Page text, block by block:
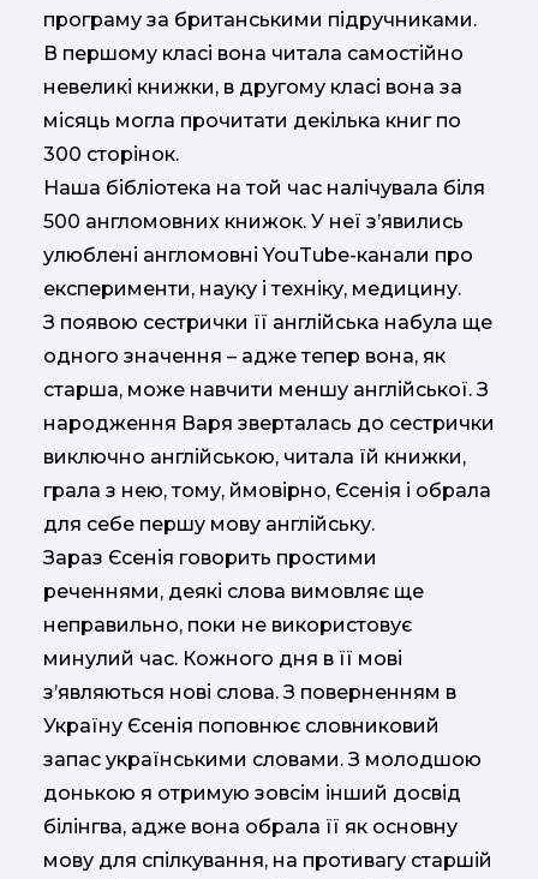
програму за британськими підручниками.
В першому класі вона читала самостійно
невеликі книжки, в другому класі вона за
місяць могла прочитати декілька книг по
300 сторінок.
Наша бібліотека на той час налічувала біля
500 англомовних книжок. У неї з’явились
улюблені англомовні YouTube-канали про
експерименти, науку і техніку, медицину.
З появою сестрички її англійська набула ще
одного значення – адже тепер вона, як
старша, може навчити меншу англійської. З
народження Варя зверталась до сестрички
виключно англійською, читала їй книжки,
грала з нею, тому, ймовірно, Єсенія і обрала
для себе першу мову англійську.
Зараз Єсенія говорить простими
реченнями, деякі слова вимовляє ще
неправильно, поки не використовує
минулий час. Кожного дня в її мові
з’являються нові слова. З поверненням в
Україну Єсенія поповнює словниковий
запас українськими словами. З молодшою
донькою я отримую зовсім інший досвід
білінгва, адже вона обрала її як основну
мову для спілкування, на противагу старшій